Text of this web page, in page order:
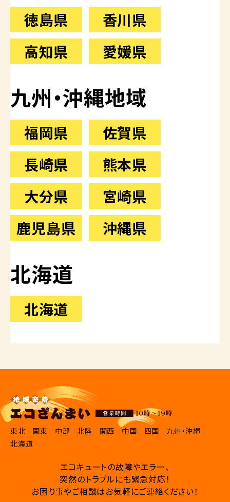
徳島県
香川県
高知県
愛媛県
九州・沖縄地域
福岡県
佐賀県
長崎県
熊本県
大分県
宮崎県
鹿児島県
沖縄県
北海道
北海道
東北 関東 中部 北陸 関西 中国 四国
九州・沖縄
北海道
エコキュートの故障やエラー、
突然のトラブルにも緊急対応！
お困り事やご相談はお気軽にご連絡ください！